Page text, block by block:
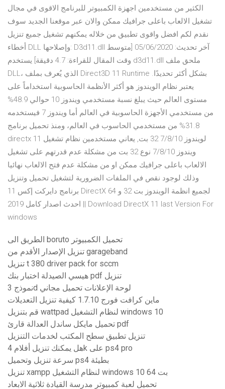
الكثير من مستخدمين اجهزة الكمبيوتر للبرنامج الاقوى في مجال
تشغيل الالعاب باعلى جرافيك ممكن والان عبر موقعنا الجديد سوف
نقدم لكم افضل واقوى تطبيق من خلاله يمكنهم تشغيل جميع تنزيل
أخطاء DLL وإصلاحها: D3d11.dll آخر تحديث: 05/06/2020 [متوسط
وقت المقال للقراءة: 4.7 دقيقة] يستخدم d3d11.dll ملحق ملف
DLL، الذي يُعرف بملف Direct3D 11 Runtime بشكل أكثر تحديدًا.
يعتبر نظام الويندوز هو أكثر الأنظمة الحاسوبية استخداماً على
مستوى العالم حيث يبلغ نسبة مستخدمي ويندوز 10 حوالي 48.9%
من مستخدمي الأجهزة الحاسوبية في العالم أما ويندوز 7 فيستخدمه
31.8% من مستخدمي الحاسوب في العالم، ومنذ تحميل برنامج
directx 11 لويندوز 7/8/10 32 بت, يعاني مستخدمين نظام تشغيل
ويندوز 7/8/10 نوع 32 بت من مشكلة عدم قدرتهم على تشغيل
الالعاب باعلى جرافيك ممكن او من مشكلة عدم فتح الالعاب نهائيا
وذلك لوجود نقص في الملفات الضرورية لتشغيل تحميل وتنزيل
برنامج دايركت إكس 11 DirectX لجميع انظمة الويندوز بت 32 و 64
احدث اصدار كامل 2019 || Download DirectX 11 last Version For
windows
الطريق الى boruto تحميل الكمبيوتر
تنزيل الإصدار الأقدم من garageband
تنزيل t 380 driver pack for sccm
هيسي الصيدلة اختبار بنك pdf تنزيل
نموذج 3d لوحة الإعلانات تحميل مجاني
ماين كرافت فورج 1.7.10 كيفية تنزيل التعديلات
قم بتنزيل wattpad لنظام التشغيل windows 10
تحميل مايكل ساندل العدالة قارئ pdf
تنزيل تطبيق سطح المكتب لخدمات التنزيل
هل يمكنك تنزيل أفلام 4k على ps4 pro
سرعة تنزيل وتحميل ps4 بطيئة
تنزيل xampp لنظام التشغيل windows 10 64 بت
تحميل لعبة كمبيوتر مدرسة القيادة ثلاثية الابعاد